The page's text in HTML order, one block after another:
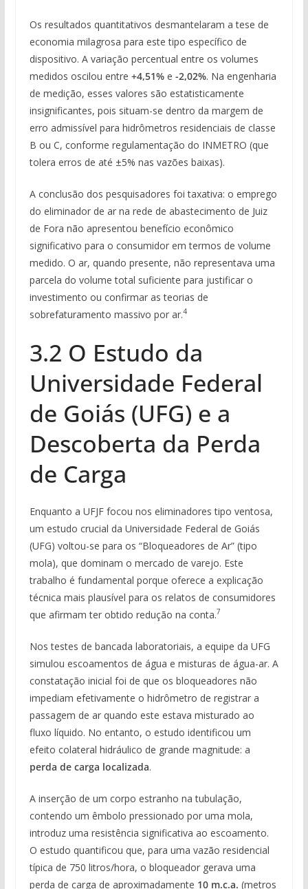
Os resultados quantitativos desmantelaram a tese de
economia milagrosa para este tipo específico de
dispositivo. A variação percentual entre os volumes
medidos oscilou entre +4,51%e -2,02%. Na engenharia
de medição, esses valores são estatisticamente
insignificantes, pois situam-se dentro da margem de
erro admissível para hidrômetros residenciais de classe
B ou C, conforme regulamentação do INMETRO (que
tolera erros de até ±5% nas vazões baixas).
A conclusão dos pesquisadores foi taxativa: o emprego
do eliminador de ar na rede de abastecimento de Juiz
de Fora não apresentou benefício econômico
significativo para o consumidor em termos de volume
medido. O ar, quando presente, não representava uma
parcela do volume total suficiente para justificar o
investimento ou confirmar as teorias de
sobrefaturamento massivo por ar.4
3.2 O Estudo da
Universidade Federal
de Goiás (UFG) e a
Descoberta da Perda
de Carga
Enquanto a UFJF focou nos eliminadores tipo ventosa,
um estudo crucial da Universidade Federal de Goiás
(UFG) voltou-se para os “Bloqueadores de Ar” (tipo
mola), que dominam o mercado de varejo. Este
trabalho é fundamental porque oferece a explicação
técnica mais plausível para os relatos de consumidores
que afirmam ter obtido redução na conta.7
Nos testes de bancada laboratoriais, a equipe da UFG
simulou escoamentos de água e misturas de água-ar. A
constatação inicial foi de que os bloqueadores não
impediam efetivamente o hidrômetro de registrar a
passagem de ar quando este estava misturado ao
fluxo líquido. No entanto, o estudo identificou um
efeito colateral hidráulico de grande magnitude: a
perda de carga localizada.
A inserção de um corpo estranho na tubulação,
contendo um êmbolo pressionado por uma mola,
introduz uma resistência significativa ao escoamento.
O estudo quantificou que, para uma vazão residencial
típica de 750 litros/hora, o bloqueador gerava uma
perda de carga de aproximadamente 10 m.c.a. (metros